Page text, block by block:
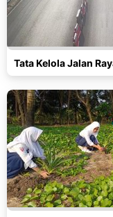
Tata Kelola Jalan